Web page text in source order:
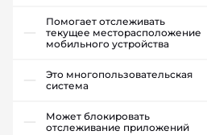
Помогает отслеживать
текущее месторасположение
мобильного устройства
Это многопользовательская
система
Может блокировать
отслеживание приложений